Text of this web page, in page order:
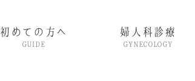
初めての方へ
GUIDE
婦人科診療
GYNECOLOGY